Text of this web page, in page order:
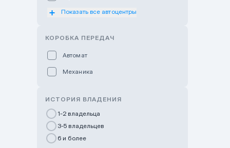
Mycar Uralsk
GWM Nurly Zhol
Chery Astana
Показать все автоцентры
КОРОБКА ПЕРЕДАЧ
Автомат
Механика
ИСТОРИЯ ВЛАДЕНИЯ
1-2 владельца
3-5 владельцев
6 и более